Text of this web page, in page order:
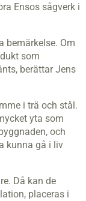
Ensos sågverk i
bemärkelse. Om
som
berättar Jens
i trä och stål.
yta som
och
kunna gå i liv
Då kan de
placeras i